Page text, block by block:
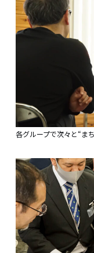
各グループで次々と“ま